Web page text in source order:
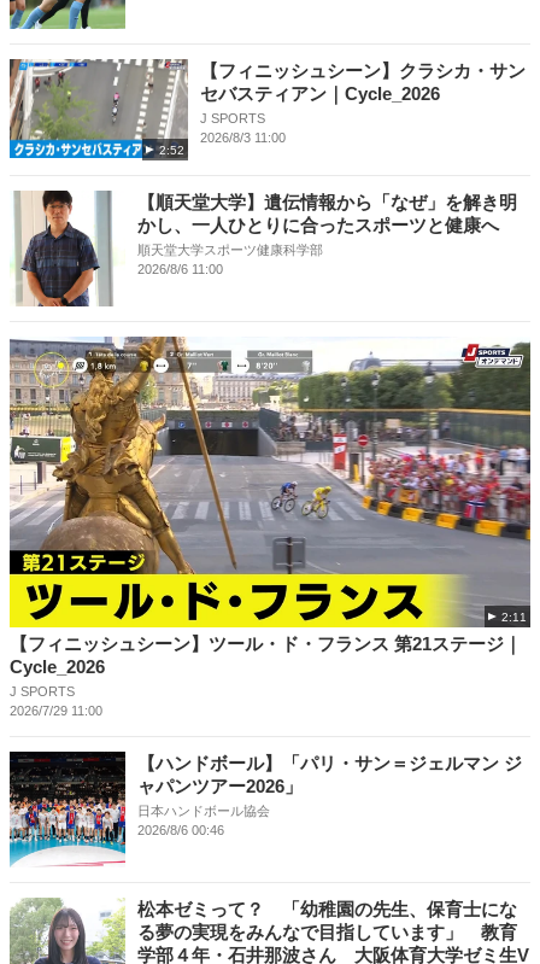
2:52
【フィニッシュシーン】クラシカ・サン
セバスティアン｜Cycle_2026
J SPORTS
2026/8/3 11:00
【順天堂大学】遺伝情報から「なぜ」を解き明
かし、一人ひとりに合ったスポーツと健康へ
順天堂大学スポーツ健康科学部
2026/8/6 11:00
2:11
【フィニッシュシーン】ツール・ド・フランス 第21ステージ｜
Cycle_2026
J SPORTS
2026/7/29 11:00
【ハンドボール】「パリ・サン＝ジェルマン ジ
ャパンツアー2026」
日本ハンドボール協会
2026/8/6 00:46
松本ゼミって？ 「幼稚園の先生、保育士にな
る夢の実現をみんなで目指しています」 教育
学部４年・石井那波さん 大阪体育大学ゼミ生V